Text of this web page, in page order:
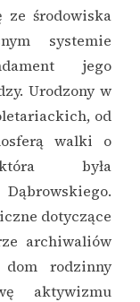
ze środowiska
systemie
jego
Urodzony w
od
walki o
była
dotyczące
archiwaliów
rodzinny
aktywizmu